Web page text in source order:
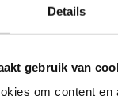
Details
gebruik van
om content en
wij helaas
,